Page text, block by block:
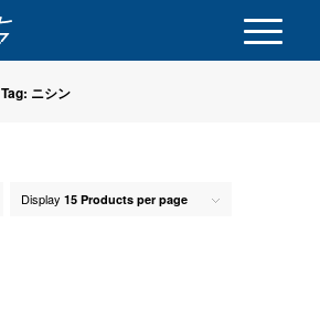
Tag: ニシン
Display 15 Products per page